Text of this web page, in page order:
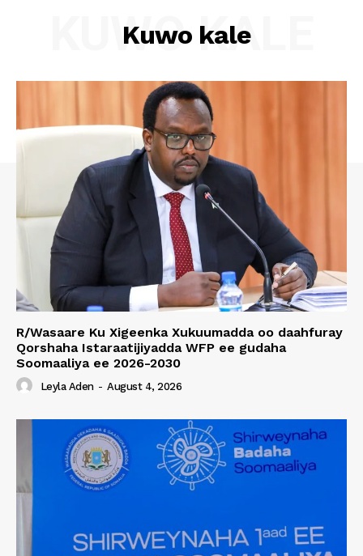
Kuwo kale
KUWO KALE
R/Wasaare Ku Xigeenka Xukuumadda oo daahfuray
Qorshaha Istaraatijiyadda WFP ee gudaha
Soomaaliya ee 2026-2030
Leyla Aden - August 4, 2026